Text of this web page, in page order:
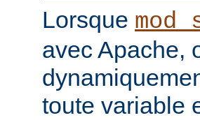
Lorsque
avec Apache,
toute variable